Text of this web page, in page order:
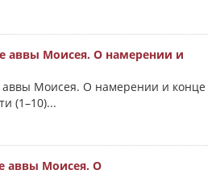
аввы Моисея. О намерении и
аввы Моисея. О намерении и конце
(1–10)...
аввы Моисея. О